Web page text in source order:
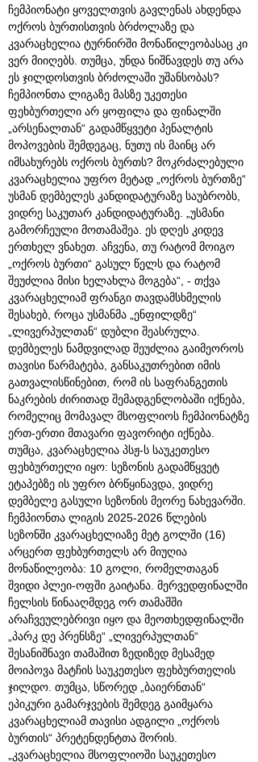
ჩემპიონატი ყოველთვის გავლენას ახდენდა
ოქროს ბურთისთვის ბრძოლაზე და
კვარაცხელია ტურნირში მონაწილეობასაც კი
ვერ მიიღებს. თუმცა, უნდა ნიშნავდეს თუ არა
ეს ჯილდოსთვის ბრძოლაში უშანსობას?
ჩემპიონთა ლიგაზე მასზე უკეთესი
ფეხბურთელი არ ყოფილა და ფინალში
„არსენალთან“ გადამწყვეტი პენალტის
მოპოვების შემდეგაც, ნუთუ ის მაინც არ
იმსახურებს ოქროს ბურთს? მოკრძალებული
კვარაცხელია უფრო მეტად „ოქროს ბურთზე“
უსმან დემბელეს კანდიდატურაზე საუბრობს,
ვიდრე საკუთარ კანდიდატურაზე. „უსმანი
გამორჩეული მოთამაშეა. ეს დღეს კიდევ
ერთხელ ვნახეთ. აჩვენა, თუ რატომ მოიგო
„ოქროს ბურთი“ გასულ წელს და რატომ
შეუძლია მისი ხელახლა მოგება“, - თქვა
კვარაცხელიამ ფრანგი თავდამსხმელის
შესახებ, როცა უსმანმა „ენფილდზე“
„ლივერპულთან“ დუბლი შეასრულა.
დემბელეს ნამდვილად შეუძლია გაიმეოროს
თავისი წარმატება, განსაკუთრებით იმის
გათვალისწინებით, რომ ის საფრანგეთის
ნაკრების ძირითად შემადგენლობაში იქნება,
რომელიც მომავალ მსოფლიოს ჩემპიონატზე
ერთ-ერთი მთავარი ფავორიტი იქნება.
თუმცა, კვარაცხელია პსჟ-ს საუკეთესო
ფეხბურთელი იყო: სეზონის გადამწყვეტ
ეტაპებზე ის უფრო ბრწყინავდა, ვიდრე
დემბელე გასული სეზონის მეორე ნახევარში.
ჩემპიონთა ლიგის 2025-2026 წლების
სეზონში კვარაცხელიაზე მეტ გოლში (16)
არცერთ ფეხბურთელს არ მიუღია
მონაწილეობა: 10 გოლი, რომელთაგან
შვიდი პლეი-ოფში გაიტანა. მერვედფინალში
ჩელსის წინააღმდეგ ორ თამაშში
არაჩვეულებრივი იყო და მეოთხედფინალში
„პარკ დე პრენსზე“ „ლივერპულთან“
შესანიშნავი თამაშით ზედიზედ მესამედ
მოიპოვა მატჩის საუკეთესო ფეხბურთელის
ჯილდო. თუმცა, სწორედ „ბაიერნთან“
ეპიკური გამარჯვების შემდეგ გაიმყარა
კვარაცხელიამ თავისი ადგილი „ოქროს
ბურთის“ პრეტენდენტთა შორის.
„კვარაცხელია მსოფლიოში საუკეთესო